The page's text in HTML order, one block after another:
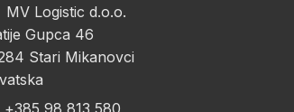
MV Logistic d.o.o.
Gupca 46
Stari Mikanovci
+385 98 813 580